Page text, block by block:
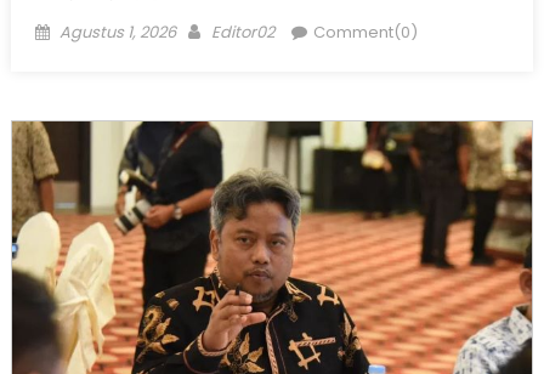
Posted
Agustus 1, 2026 Author
Editor02 Comment(0)